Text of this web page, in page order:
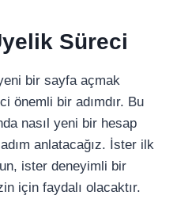
Süreci
bir sayfa açmak
önemli bir adımdır. Bu
nasıl yeni bir hesap
anlatacağız. İster ilk
ister deneyimli bir
için faydalı olacaktır.